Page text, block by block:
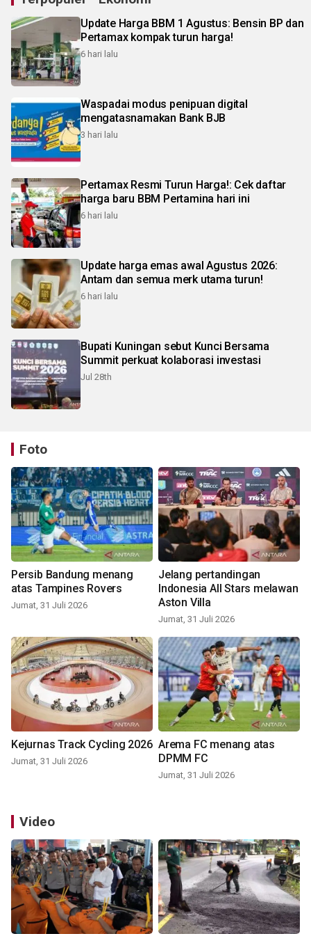
Update Harga BBM 1 Agustus: Bensin BP dan
Pertamax kompak turun harga!
6 hari lalu
Waspadai modus penipuan digital
mengatasnamakan Bank BJB
3 hari lalu
Pertamax Resmi Turun Harga!: Cek daftar
harga baru BBM Pertamina hari ini
6 hari lalu
Update harga emas awal Agustus 2026:
Antam dan semua merk utama turun!
6 hari lalu
Bupati Kuningan sebut Kunci Bersama
Summit perkuat kolaborasi investasi
Jul 28th
Foto
Persib Bandung menang
atas Tampines Rovers
Jumat, 31 Juli 2026
Jelang pertandingan
Indonesia All Stars melawan
Aston Villa
Jumat, 31 Juli 2026
Kejurnas Track Cycling 2026
Jumat, 31 Juli 2026
Arema FC menang atas
DPMM FC
Jumat, 31 Juli 2026
Video